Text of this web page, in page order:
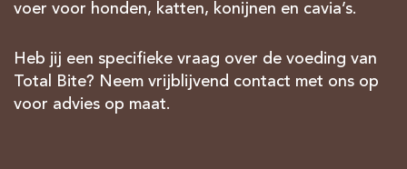
voer voor honden, katten, konijnen en cavia’s.
Heb jij een specifieke vraag over de voeding van
Total Bite? Neem vrijblijvend contact met ons op
voor advies op maat.